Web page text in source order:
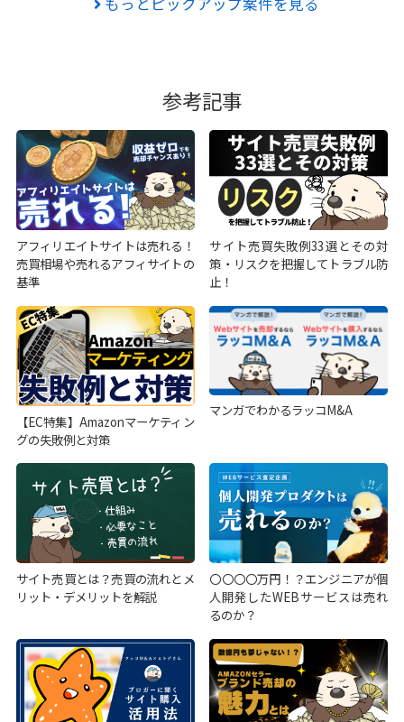
参考記事
アフィリエイトサイトは売れる！
売買相場や売れるアフィサイトの
基準
サイト売買失敗例33選とその対
策・リスクを把握してトラブル防
止！
【EC特集】Amazonマーケティン
グの失敗例と対策
マンガでわかるラッコM&A
サイト売買とは？売買の流れとメ
リット・デメリットを解説
〇〇〇〇万円！？エンジニアが個
人開発したWEBサービスは売れ
るのか？